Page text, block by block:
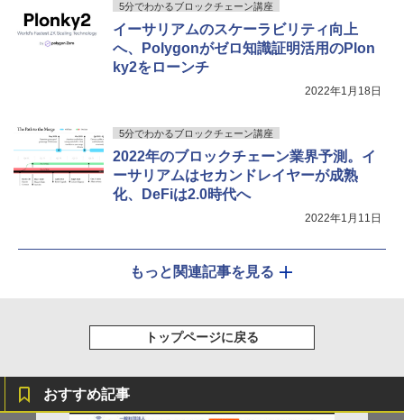
5分でわかるブロックチェーン講座
イーサリアムのスケーラビリティ向上
へ、Polygonがゼロ知識証明活用のPlon
ky2をローンチ
2022年1月18日
5分でわかるブロックチェーン講座
2022年のブロックチェーン業界予測。イ
ーサリアムはセカンドレイヤーが成熟
化、DeFiは2.0時代へ
2022年1月11日
もっと関連記事を見る
トップページに戻る
おすすめ記事